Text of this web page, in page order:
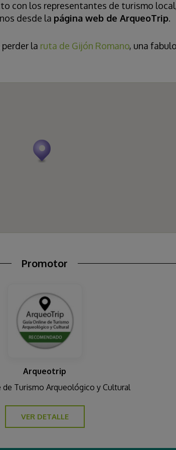
con los representantes de turismo
desde la página web de ArqueoTrip.
la ruta de Gijón Romano, una
Promotor
Arqueotrip
de Turismo Arqueológico y Cultural
VER DETALLE